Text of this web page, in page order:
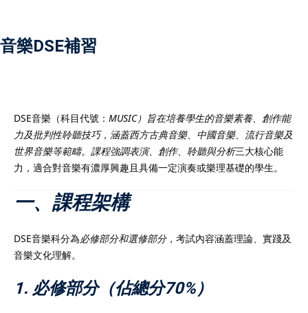
音樂DSE補習
DSE音樂（科目代號： MUSIC）旨在培養學生的音樂素養、創作能
力及批判性聆聽技巧，涵蓋西方古典音樂、中國音樂、流行音樂及
世界音樂等範疇。課程強調表演、創作、聆聽與分析三大核心能
力，適合對音樂有濃厚興趣且具備一定演奏或樂理基礎的學生。
一、課程架構
DSE音樂科分為必修部分和選修部分，考試內容涵蓋理論、實踐及
音樂文化理解。
1. 必修部分（佔總分70%）